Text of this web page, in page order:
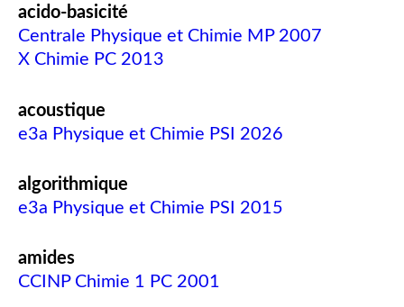
acido-basicité
Centrale Physique et Chimie MP 2007
X Chimie PC 2013
acoustique
e3a Physique et Chimie PSI 2026
algorithmique
e3a Physique et Chimie PSI 2015
amides
CCINP Chimie 1 PC 2001